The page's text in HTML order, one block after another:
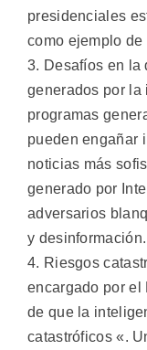
presidenciales
como ejemplo de
3. Desafíos en la
generados por la
programas
pueden engañar
noticias más
generado por
adversarios
y desinformación.
4. Riesgos
encargado por el
de que la
catastróficos «.